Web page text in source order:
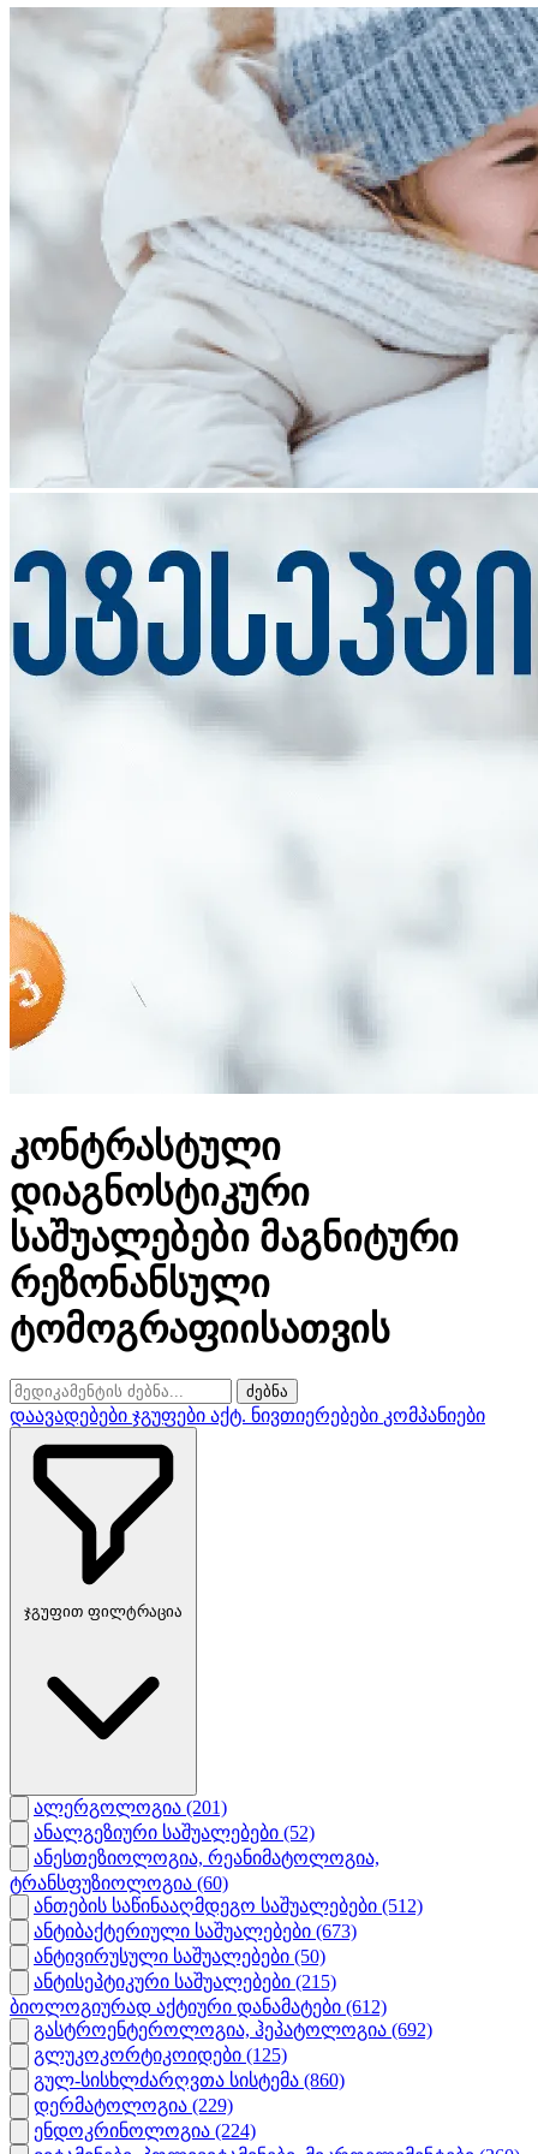
კონტრასტული
დიაგნოსტიკური
საშუალებები მაგნიტური
რეზონანსული
ტომოგრაფიისათვის
ძებნა
დაავადებები ჯგუფები აქტ. ნივთიერებები კომპანიები
ჯგუფით ფილტრაცია
ალერგოლოგია (201)
ანალგეზიური საშუალებები (52)
ანესთეზიოლოგია, რეანიმატოლოგია,
ტრანსფუზიოლოგია (60)
ანთების საწინააღმდეგო საშუალებები (512)
ანტიბაქტერიული საშუალებები (673)
ანტივირუსული საშუალებები (50)
ანტისეპტიკური საშუალებები (215)
ბიოლოგიურად აქტიური დანამატები (612)
გასტროენტეროლოგია, ჰეპატოლოგია (692)
გლუკოკორტიკოიდები (125)
გულ-სისხლძარღვთა სისტემა (860)
დერმატოლოგია (229)
ენდოკრინოლოგია (224)